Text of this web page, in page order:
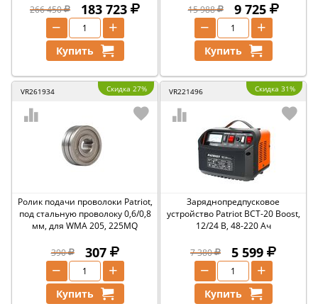
266 450 183 723
+
−
Купить
15 988 9 725
+
−
Купить
VR261934 Скидка 27%
Ролик подачи проволоки Patriot,
под стальную проволоку 0,6/0,8
мм, для WMA 205, 225MQ
390 307
+
−
Купить
VR221496 Скидка 31%
Заряднопредпусковое
устройство Patriot BCT-20 Boost,
12/24 В, 48-220 Ач
7 380 5 599
+
−
Купить